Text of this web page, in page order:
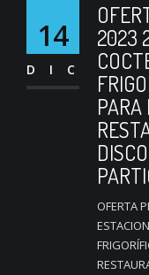
14
DIC
2023
PARA
OFERTA